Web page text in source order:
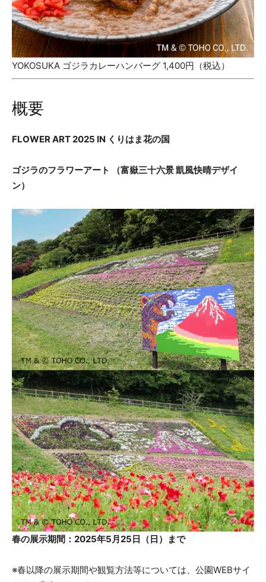
YOKOSUKA ゴジラカレーハンバーグ 1,400円（税込）
概要
FLOWER ART 2025 IN くりはま花の国
ゴジラのフラワーアート （富嶽三十六景 凱風快晴デザイ
ン）
春の展示期間：2025年5月25日（日）まで
※春以降の展示期間や観覧方法等については、公園WEBサイ